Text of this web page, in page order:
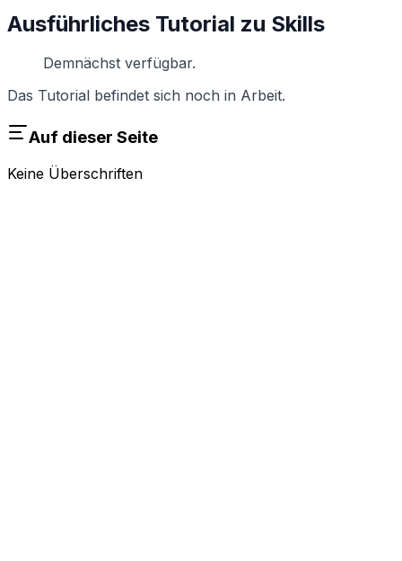
Ausführliches Tutorial zu Skills
Demnächst verfügbar.
Das Tutorial befindet sich noch in Arbeit.
Auf dieser Seite
Keine Überschriften